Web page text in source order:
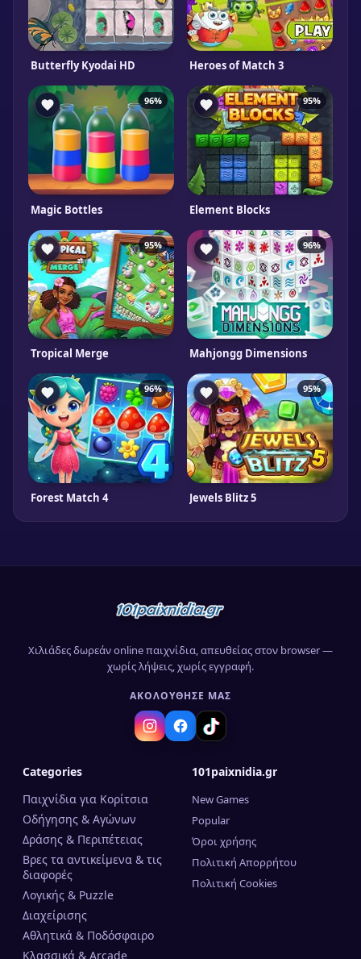
Butterfly Kyodai HD Heroes of Match 3
96%
Magic Bottles
95%
Element Blocks
95%
Tropical Merge
96%
Mahjongg Dimensions
96%
Forest Match 4
95%
Jewels Blitz 5
Χιλιάδες δωρεάν online παιχνίδια, απευθείας στον browser —
χωρίς λήψεις, χωρίς εγγραφή.
ΑΚΟΛΟΎΘΗΣΈ ΜΑΣ
Categories
Παιχνίδια για Κορίτσια
Οδήγησης & Αγώνων
Δράσης & Περιπέτειας
Βρες τα αντικείμενα & τις
διαφορές
Λογικής & Puzzle
Διαχείρισης
Αθλητικά & Ποδόσφαιρο
Κλασσικά & Arcade
101paixnidia.gr
New Games
Popular
Όροι χρήσης
Πολιτική Απορρήτου
Πολιτική Cookies